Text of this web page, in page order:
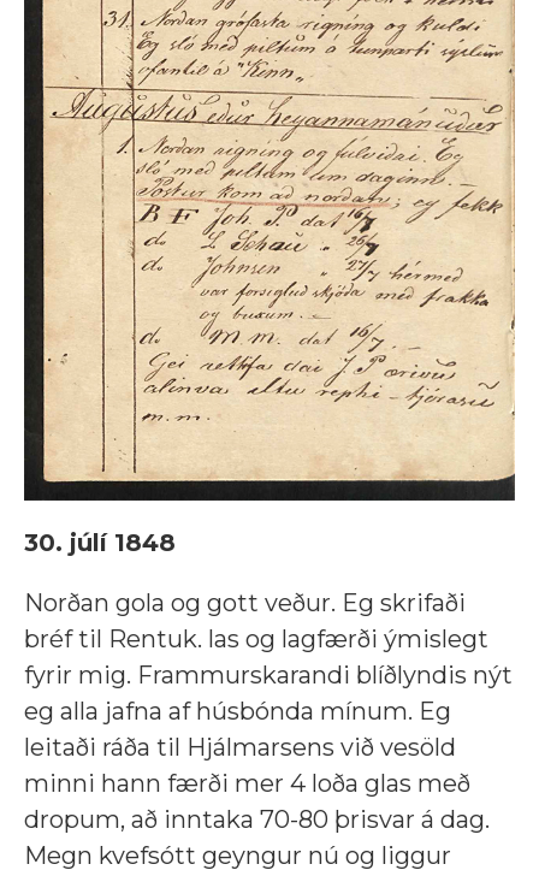
30. júlí 1848
Norðan gola og gott veður. Eg skrifaði
bréf til Rentuk. las og lagfærði ýmislegt
fyrir mig. Frammurskarandi blíðlyndis nýt
eg alla jafna af húsbónda mínum. Eg
leitaði ráða til Hjálmarsens við vesöld
minni hann færði mer 4 loða glas með
dropum, að inntaka 70-80 þrisvar á dag.
Megn kvefsótt geyngur nú og liggur